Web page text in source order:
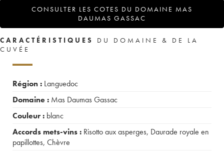
CONSULTER LES COTES DU DOMAINE MAS
DAUMAS GASSAC
CARACTÉRISTIQUES
DU DOMAINE & DE LA
CUVÉE
Région : Languedoc
Domaine : Mas Daumas Gassac
Couleur : blanc
Accords mets-vins : Risotto aux asperges, Daurade royale en
papillottes, Chèvre